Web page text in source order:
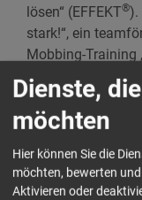
lösen“ (EFFEKT®).
stark!“, ein
Mobbing-Training
entstanden im
Hand in
Dienste,
möchten
Hier können Sie die
möchten, bewerten
Aktivieren oder